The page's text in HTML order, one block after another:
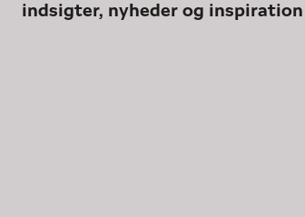
indsigter, nyheder og inspiration